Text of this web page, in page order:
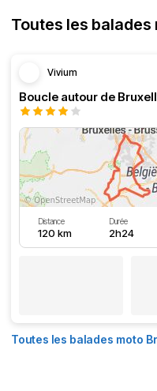
Toutes les balades
Vivium
Distance
120 km
Durée
2h24
Toutes les balades moto